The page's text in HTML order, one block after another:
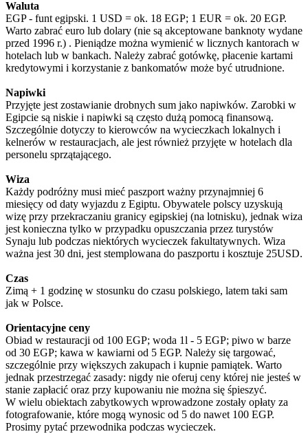
Waluta
EGP - funt egipski. 1 USD = ok. 18 EGP; 1 EUR = ok. 20 EGP.
Warto zabrać euro lub dolary (nie są akceptowane banknoty wydane
przed 1996 r.) . Pieniądze można wymienić w licznych kantorach w
hotelach lub w bankach. Należy zabrać gotówkę, płacenie kartami
kredytowymi i korzystanie z bankomatów może być utrudnione.
Napiwki
Przyjęte jest zostawianie drobnych sum jako napiwków. Zarobki w
Egipcie są niskie i napiwki są często dużą pomocą finansową.
Szczególnie dotyczy to kierowców na wycieczkach lokalnych i
kelnerów w restauracjach, ale jest również przyjęte w hotelach dla
personelu sprzątającego.
Wiza
Każdy podróżny musi mieć paszport ważny przynajmniej 6
miesięcy od daty wyjazdu z Egiptu. Obywatele polscy uzyskują
wizę przy przekraczaniu granicy egipskiej (na lotnisku), jednak wiza
jest konieczna tylko w przypadku opuszczania przez turystów
Synaju lub podczas niektórych wycieczek fakultatywnych. Wiza
ważna jest 30 dni, jest stemplowana do paszportu i kosztuje 25USD.
Czas
Zimą + 1 godzinę w stosunku do czasu polskiego, latem taki sam
jak w Polsce.
Orientacyjne ceny
Obiad w restauracji od 100 EGP; woda 1l - 5 EGP; piwo w barze
od 30 EGP; kawa w kawiarni od 5 EGP. Należy się targować,
szczególnie przy większych zakupach i kupnie pamiątek. Warto
jednak przestrzegać zasady: nigdy nie oferuj ceny której nie jesteś w
stanie zapłacić oraz przy kupowaniu nie można się śpieszyć.
W wielu obiektach zabytkowych wprowadzone zostały opłaty za
fotografowanie, które mogą wynosic od 5 do nawet 100 EGP.
Prosimy pytać przewodnika podczas wycieczek.